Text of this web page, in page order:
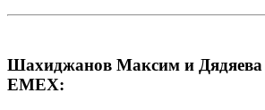
Шахиджанов Максим и
EMEX: